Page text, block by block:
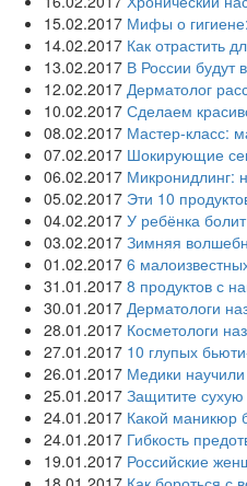
15.02.2017 Мифы о
14.02.2017 Как отрастить
13.02.2017 В России будут
12.02.2017 Дерматолог
10.02.2017 Сделаем
08.02.2017 Мастер-класс:
07.02.2017 Шокирующие
06.02.2017 Микронидлинг:
05.02.2017 Эти 10
04.02.2017 У ребёнка
03.02.2017 Зимняя
01.02.2017 6
31.01.2017 8 продуктов с
30.01.2017 Дерматологи
28.01.2017 Косметологи
27.01.2017 10 глупых
26.01.2017 Медики
25.01.2017 Защитите
24.01.2017 Какой маникюр
24.01.2017 Гибкость
19.01.2017 Российские